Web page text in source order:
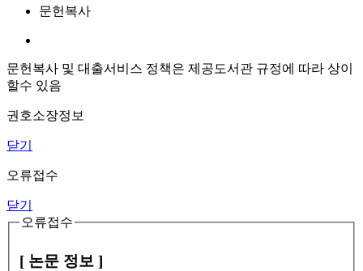
문헌복사
문헌복사 및 대출서비스 정책은 제공도서관 규정에 따라 상이
할수 있음
권호소장정보
닫기
오류접수
닫기
오류접수
[ 논문 정보 ]